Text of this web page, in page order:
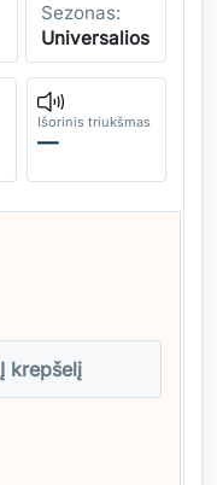
Sezonas:
Universalios
Išorinis triukšmas
—
Į krepšelį